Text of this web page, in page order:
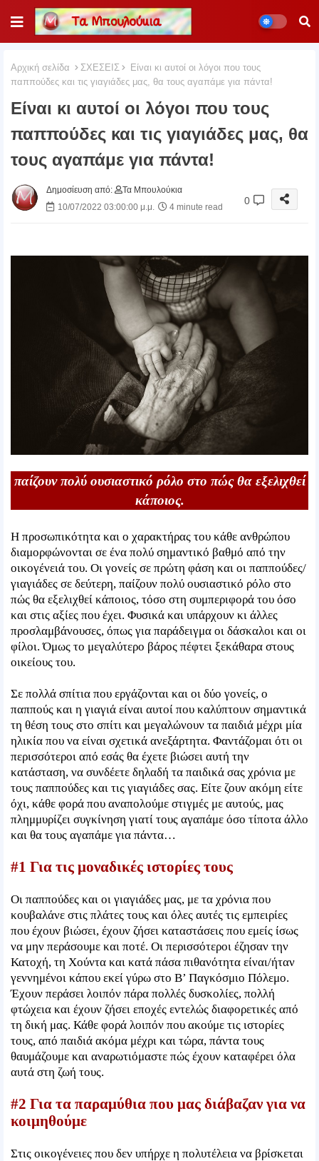
Αρχική σελίδα ΣΧΕΣΕΙΣ
Είναι κι αυτοί οι λόγοι που τους
παππούδες και τις γιαγιάδες μας, θα τους αγαπάμε για πάντα!
Είναι κι αυτοί οι λόγοι που τους
παππούδες και τις γιαγιάδες μας, θα
τους αγαπάμε για πάντα!
Δημοσίευση από:
Τα Μπουλούκια
10/07/2022 03:00:00 μ.μ.
4 minute read
0
παίζουν πολύ ουσιαστικό ρόλο στο πώς θα εξελιχθεί
κάποιος.
Η προσωπικότητα και ο χαρακτήρας του κάθε ανθρώπου
διαμορφώνονται σε ένα πολύ σημαντικό βαθμό από την
οικογένειά του. Οι γονείς σε πρώτη φάση και οι παππούδες/
γιαγιάδες σε δεύτερη, παίζουν πολύ ουσιαστικό ρόλο στο
πώς θα εξελιχθεί κάποιος, τόσο στη συμπεριφορά του όσο
και στις αξίες που έχει. Φυσικά και υπάρχουν κι άλλες
προσλαμβάνουσες, όπως για παράδειγμα οι δάσκαλοι και οι
φίλοι. Όμως το μεγαλύτερο βάρος πέφτει ξεκάθαρα στους
οικείους του.
Σε πολλά σπίτια που εργάζονται και οι δύο γονείς, ο
παππούς και η γιαγιά είναι αυτοί που καλύπτουν σημαντικά
τη θέση τους στο σπίτι και μεγαλώνουν τα παιδιά μέχρι μία
ηλικία που να είναι σχετικά ανεξάρτητα. Φαντάζομαι ότι οι
περισσότεροι από εσάς θα έχετε βιώσει αυτή την
κατάσταση, να συνδέετε δηλαδή τα παιδικά σας χρόνια με
τους παππούδες και τις γιαγιάδες σας. Είτε ζουν ακόμη είτε
όχι, κάθε φορά που αναπολούμε στιγμές με αυτούς, μας
πλημμυρίζει συγκίνηση γιατί τους αγαπάμε όσο τίποτα άλλο
και θα τους αγαπάμε για πάντα…
#1 Για τις μοναδικές ιστορίες τους
Οι παππούδες και οι γιαγιάδες μας, με τα χρόνια που
κουβαλάνε στις πλάτες τους και όλες αυτές τις εμπειρίες
που έχουν βιώσει, έχουν ζήσει καταστάσεις που εμείς ίσως
να μην περάσουμε και ποτέ. Οι περισσότεροι έζησαν την
Κατοχή, τη Χούντα και κατά πάσα πιθανότητα είναι/ήταν
γεννημένοι κάπου εκεί γύρω στο Β’ Παγκόσμιο Πόλεμο.
Έχουν περάσει λοιπόν πάρα πολλές δυσκολίες, πολλή
φτώχεια και έχουν ζήσει εποχές εντελώς διαφορετικές από
τη δική μας. Κάθε φορά λοιπόν που ακούμε τις ιστορίες
τους, από παιδιά ακόμα μέχρι και τώρα, πάντα τους
θαυμάζουμε και αναρωτιόμαστε πώς έχουν καταφέρει όλα
αυτά στη ζωή τους.
#2 Για τα παραμύθια που μας διάβαζαν για να
κοιμηθούμε
Στις οικογένειες που δεν υπήρχε η πολυτέλεια να βρίσκεται